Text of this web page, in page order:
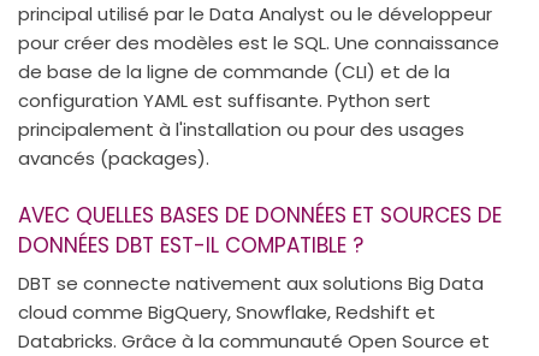
principal utilisé par le Data Analyst ou le développeur
pour créer des modèles est le SQL. Une connaissance
de base de la ligne de commande (CLI) et de la
configuration YAML est suffisante. Python sert
principalement à l'installation ou pour des usages
avancés (packages).
AVEC QUELLES BASES DE DONNÉES ET SOURCES DE
DONNÉES DBT EST-IL COMPATIBLE ?
DBT se connecte nativement aux solutions Big Data
cloud comme BigQuery, Snowflake, Redshift et
Databricks. Grâce à la communauté Open Source et